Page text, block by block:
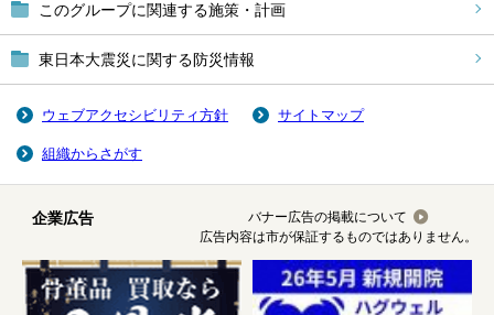
このグループに関連する施策・計画
東日本大震災に関する防災情報
ウェブアクセシビリティ方針 サイトマップ
組織からさがす
企業広告
バナー広告の掲載について
広告内容は市が保証するものではありません。